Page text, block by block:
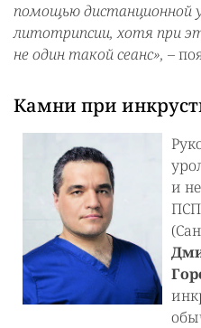
помощью дистанционной
литотрипсии, хотя при
не один такой сеанс», –
Камни при
и